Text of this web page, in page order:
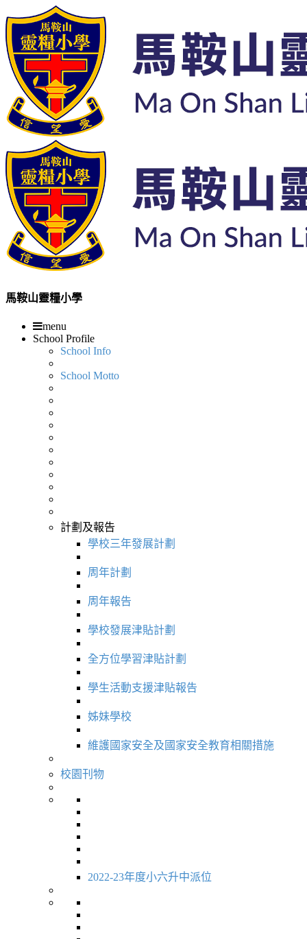
馬鞍山靈糧小學
menu
School Profile
School Info
School Motto
計劃及報告
學校三年發展計劃
周年計劃
周年報告
學校發展津貼計劃
全方位學習津貼計劃
學生活動支援津貼報告
姊妹學校
維護國家安全及國家安全教育相關措施
校園刊物
2022-23年度小六升中派位